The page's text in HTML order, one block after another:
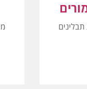
תבלינים